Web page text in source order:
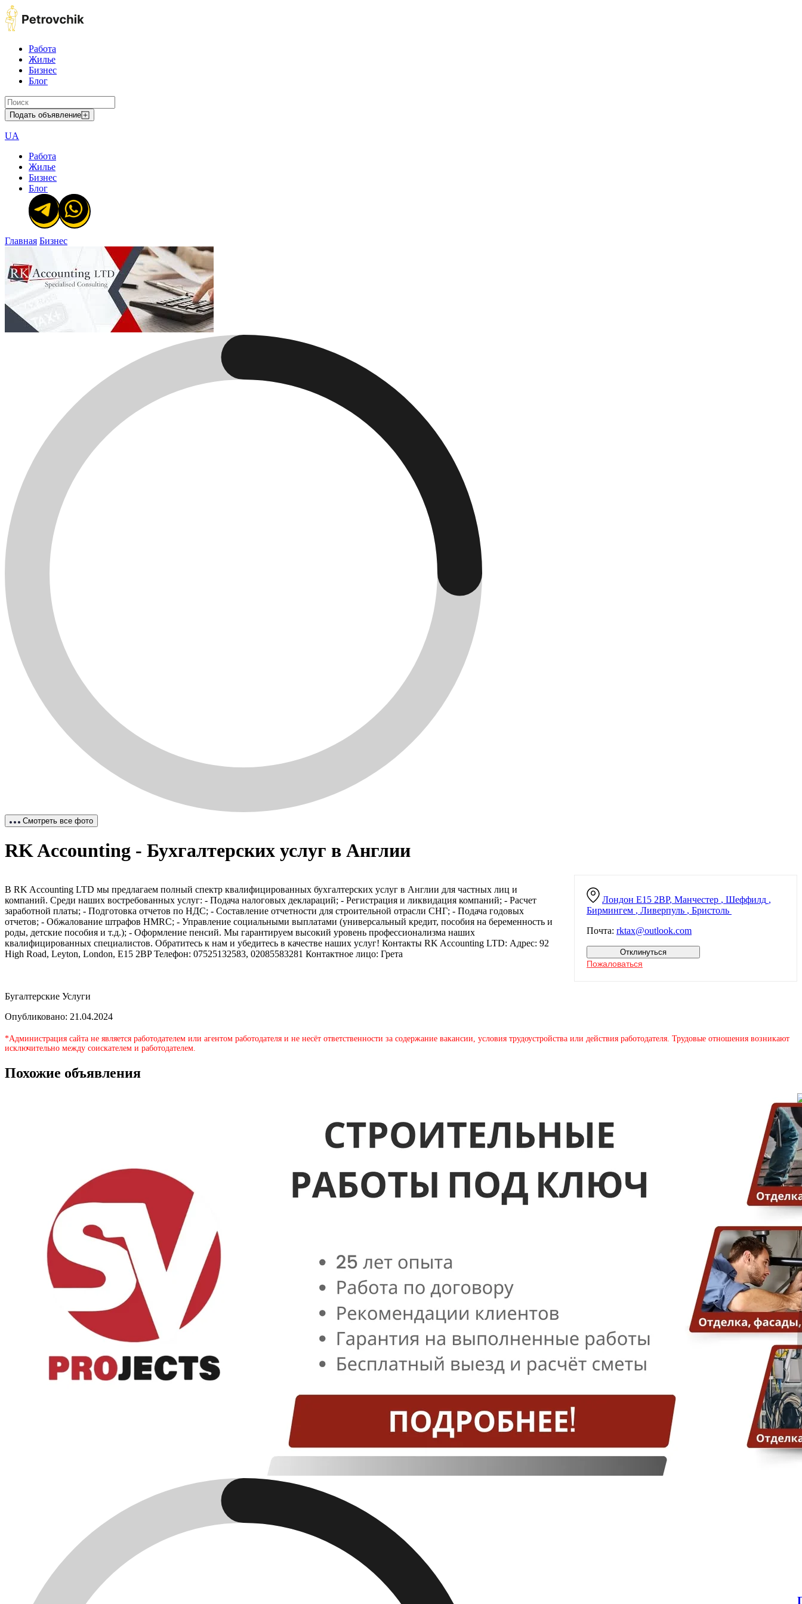
Работа
Жилье
Бизнес
Блог
Подать объявление
UA
Работа
Жилье
Бизнес
Блог
Главная Бизнес
Смотреть все фото
RK Accounting - Бухгалтерских услуг в Англии
Лондон E15 2BP, Манчестер , Шеффилд ,
Бирмингем , Ливерпуль , Бристоль
Почта: rktax@outlook.com
Отклинуться
Пожаловаться
В RK Accounting LTD мы предлагаем полный спектр квалифицированных бухгалтерских услуг в Англии для частных лиц и
компаний. Среди наших востребованных услуг: - Подача налоговых деклараций; - Регистрация и ликвидация компаний; - Расчет
заработной платы; - Подготовка отчетов по НДС; - Составление отчетности для строительной отрасли СНГ; - Подача годовых
отчетов; - Обжалование штрафов HMRC; - Управление социальными выплатами (универсальный кредит, пособия на беременность и
роды, детские пособия и т.д.); - Оформление пенсий. Мы гарантируем высокий уровень профессионализма наших
квалифицированных специалистов. Обратитесь к нам и убедитесь в качестве наших услуг! Контакты RK Accounting LTD: Адрес: 92
High Road, Leyton, London, E15 2BP Телефон: 07525132583, 02085583281 Контактное лицо: Грета
Бугалтерские Услуги
Опубликовано: 21.04.2024
*Администрация сайта не является работодателем или агентом работодателя и не несёт ответственности за содержание вакансии, условия трудоустройства или действия работодателя. Трудовые отношения возникают
исключительно между соискателем и работодателем.
Похожие объявления